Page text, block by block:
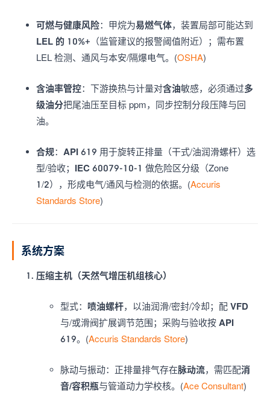
可燃与健康风险：甲烷为易燃气体，装置局部可能达到
LEL 的 10%+ （监管建议的报警阈值附近）；需布置
LEL 检测、通风与本安/隔爆电气。(OSHA)
含油率管控：下游换热与计量对含油敏感，必须通过多
级油分把尾油压至目标 ppm，同步控制分段压降与回
油。
合规： API 619 用于旋转正排量（干式/油润滑螺杆）选
型/验收； IEC 60079-10-1 做危险区分级（Zone
1/2），形成电气/通风与检测的依据。(Accuris
Standards Store)
系统方案
压缩主机（天然气增压机组核心）
型式： 喷油螺杆，以油润滑/密封/冷却；配 VFD
与/或滑阀扩展调节范围；采购与验收按 API
619。(Accuris Standards Store)
脉动与振动：正排量排气存在脉动流，需匹配消
音/容积瓶与管道动力学校核。(Ace Consultant)